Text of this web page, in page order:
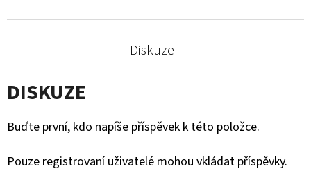
Diskuze
DISKUZE
Buďte první, kdo napíše příspěvek k této položce.
Pouze registrovaní uživatelé mohou vkládat příspěvky.